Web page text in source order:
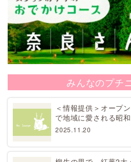
みんなのプチ
＜情報提供＞オープ
で地域に愛される昭
2025.11.20